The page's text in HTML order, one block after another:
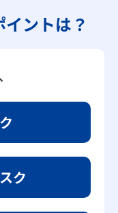
イントは？
ク